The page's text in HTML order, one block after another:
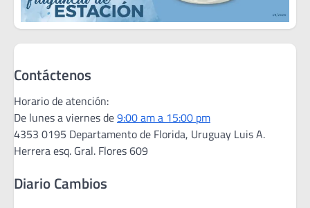
Contáctenos
Horario de atención:
De lunes a viernes de9:00 am a 15:00 pm
4353 0195 Departamento de Florida, Uruguay Luis A.
Herrera esq. Gral. Flores 609
Diario Cambios